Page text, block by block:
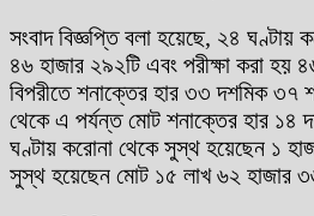
সংবাদ বিজ্ঞপ্তি বলা হয়েছে, ২৪ ঘণ্টায়
৪৬ হাজার ২৯২টি এবং পরীক্ষা করা হয়
বিপরীতে শনাক্তের হার ৩৩ দশমিক ৩৭
থেকে এ পর্যন্ত মোট শনাক্তের হার ১৪
ঘণ্টায় করোনা থেকে সুস্থ হয়েছেন ১
সুস্থ হয়েছেন মোট ১৫ লাখ ৬২ হাজার